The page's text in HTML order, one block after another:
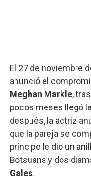
El 27 de noviembre
anunció el
Meghan Markle,
pocos meses llegó
después, la actriz
que la pareja se
príncipe le dio un
Botsuana y dos
Gales.